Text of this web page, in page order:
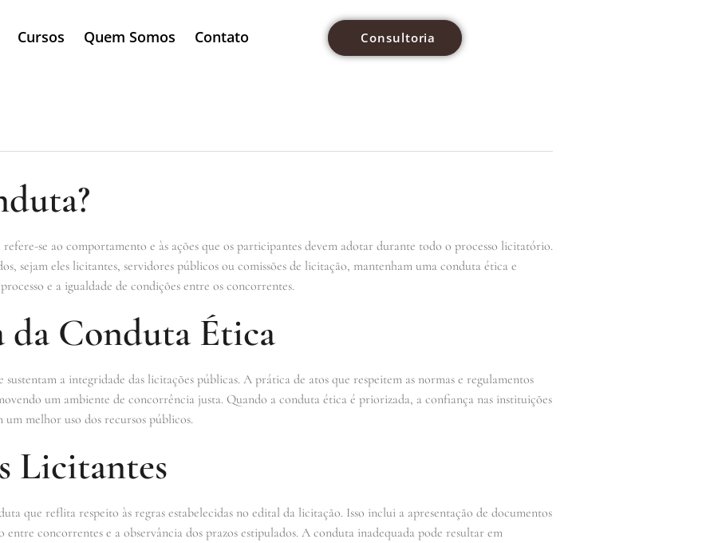
Cursos Quem Somos Contato Consultoria
se ao comportamento e às ações que os participantes devem adotar durante todo o processo licitatório.
sejam eles licitantes, servidores públicos ou comissões de licitação, mantenham uma conduta ética e
e a igualdade de condições entre os concorrentes.
Conduta Ética
a integridade das licitações públicas. A prática de atos que respeitem as normas e regulamentos
um ambiente de concorrência justa. Quando a conduta ética é priorizada, a confiança nas instituições
melhor uso dos recursos públicos.
Licitantes
que reflita respeito às regras estabelecidas no edital da licitação. Isso inclui a apresentação de documentos
concorrentes e a observância dos prazos estipulados. A conduta inadequada pode resultar em